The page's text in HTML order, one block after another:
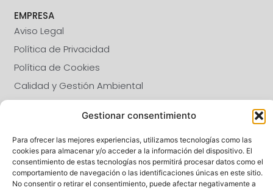
Gestionar consentimiento
Para ofrecer las mejores experiencias, utilizamos tecnologías como las
cookies para almacenar y/o acceder a la información del dispositivo. El
consentimiento de estas tecnologías nos permitirá procesar datos como el
comportamiento de navegación o las identificaciones únicas en este sitio.
No consentir o retirar el consentimiento, puede afectar negativamente a
EMPRESA
Aviso Legal
Política de Privacidad
Política de Cookies
Calidad y Gestión Ambiental
CALIDAD